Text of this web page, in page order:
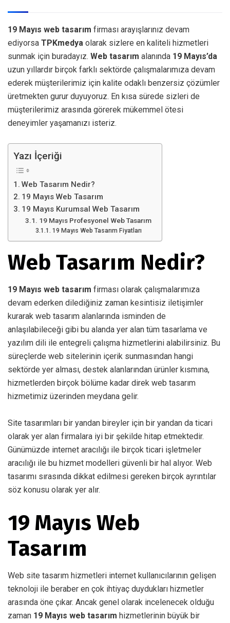
19 Mayıs web tasarım firması arayışlarınız devam
ediyorsa TPKmedya olarak sizlere en kaliteli hizmetleri
sunmak için buradayız. Web tasarım alanında 19 Mayıs’da
uzun yıllardır birçok farklı sektörde çalışmalarımıza devam
ederek müşterilerimiz için kalite odaklı benzersiz çözümler
üretmekten gurur duyuyoruz. En kısa sürede sizleri de
müşterilerimiz arasında görerek mükemmel ötesi
deneyimler yaşamanızı isteriz.
Yazı İçeriği
Web Tasarım Nedir?
19 Mayıs Web Tasarım
19 Mayıs Kurumsal Web Tasarım
19 Mayıs Profesyonel Web Tasarım
19 Mayıs Web Tasarım Fiyatları
Web Tasarım Nedir?
19 Mayıs web tasarım firması olarak çalışmalarımıza
devam ederken dilediğiniz zaman kesintisiz iletişimler
kurarak web tasarım alanlarında isminden de
anlaşılabileceği gibi bu alanda yer alan tüm tasarlama ve
yazılım dili ile entegreli çalışma hizmetlerini alabilirsiniz. Bu
süreçlerde web sitelerinin içerik sunmasından hangi
sektörde yer alması, destek alanlarından ürünler kısmına,
hizmetlerden birçok bölüme kadar direk web tasarım
hizmetimiz üzerinden meydana gelir.
Site tasarımları bir yandan bireyler için bir yandan da ticari
olarak yer alan firmalara iyi bir şekilde hitap etmektedir.
Günümüzde internet aracılığı ile birçok ticari işletmeler
aracılığı ile bu hizmet modelleri güvenli bir hal alıyor. Web
tasarımı sırasında dikkat edilmesi gereken birçok ayrıntılar
söz konusu olarak yer alır.
19 Mayıs Web
Tasarım
Web site tasarım hizmetleri internet kullanıcılarının gelişen
teknoloji ile beraber en çok ihtiyaç duydukları hizmetler
arasında öne çıkar. Ancak genel olarak incelenecek olduğu
zaman 19 Mayıs web tasarım hizmetlerinin büyük bir